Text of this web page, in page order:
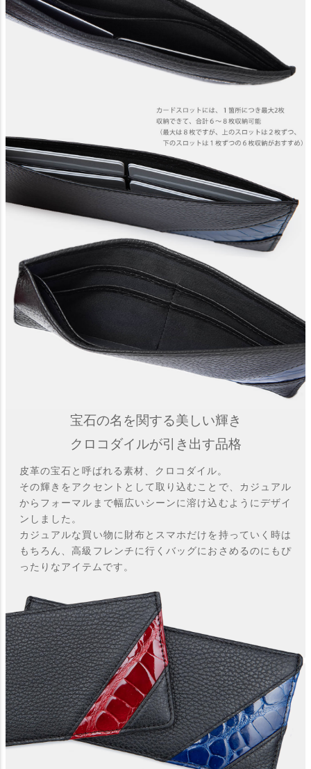
宝石の名を関する美しい輝き
クロコダイルが引き出す品格
皮革の宝石と呼ばれる素材、クロコダイル。
その輝きをアクセントとして取り込むことで、カジュアル
からフォーマルまで幅広いシーンに溶け込むようにデザイ
ンしました。
カジュアルな買い物に財布とスマホだけを持っていく時は
もちろん、高級フレンチに行くバッグにおさめるのにもぴ
ったりなアイテムです。